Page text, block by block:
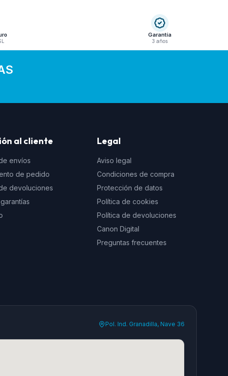
Garantía
3 años
al cliente
envíos
de pedido
devoluciones
Legal
Aviso legal
Condiciones de compra
Protección de datos
Política de cookies
Política de devoluciones
Canon Digital
Preguntas frecuentes
Pol. Ind. Granadilla, Nave 36